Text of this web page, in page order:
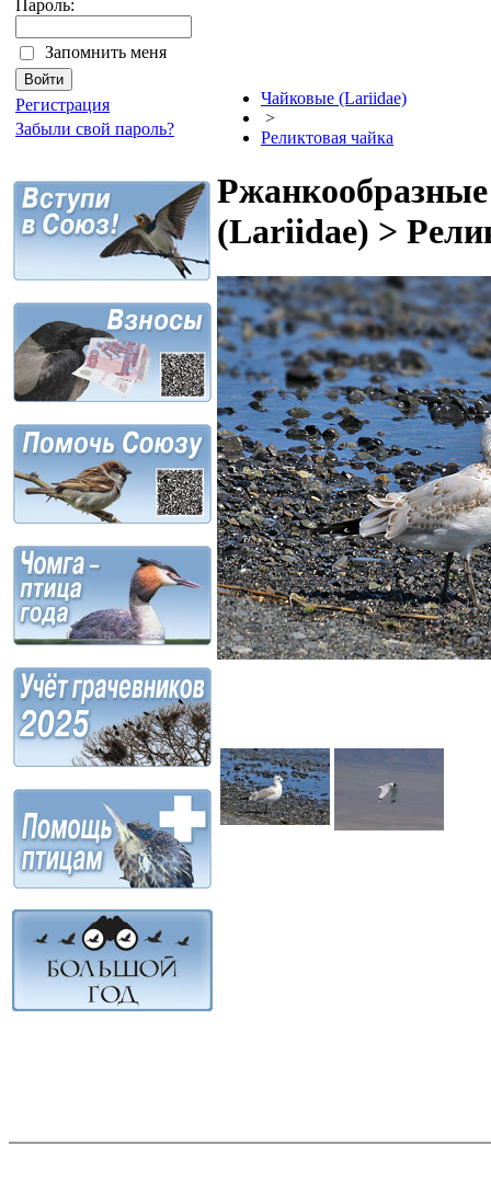
Пароль:
Запомнить меня
Регистрация
Забыли свой пароль?
Чайковые (Lariidae)
>
Реликтовая чайка
(Lariidae) >